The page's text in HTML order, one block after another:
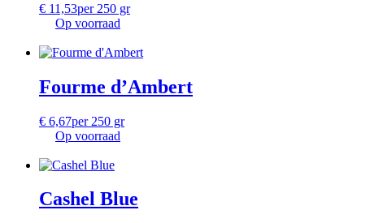
€ 11,53per 250 gr
Op voorraad
Fourme d’Ambert
€ 6,67per 250 gr
Op voorraad
Cashel Blue